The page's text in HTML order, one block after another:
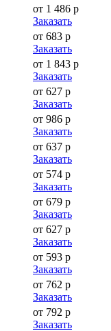
от 1 486 р
Заказать
от 683 р
Заказать
от 1 843 р
Заказать
от 627 р
Заказать
от 986 р
Заказать
от 637 р
Заказать
от 574 р
Заказать
от 679 р
Заказать
от 627 р
Заказать
от 593 р
Заказать
от 762 р
Заказать
от 792 р
Заказать